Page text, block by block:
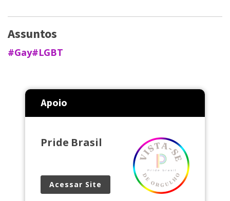
Assuntos
#Gay#LGBT
Apoio
Pride Brasil
Acessar Site